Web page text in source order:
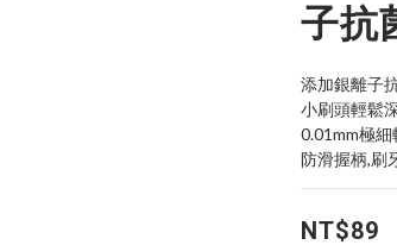
子抗
添加銀離子
小刷頭輕鬆
0.01mm極細
防滑握柄,刷
NT$89